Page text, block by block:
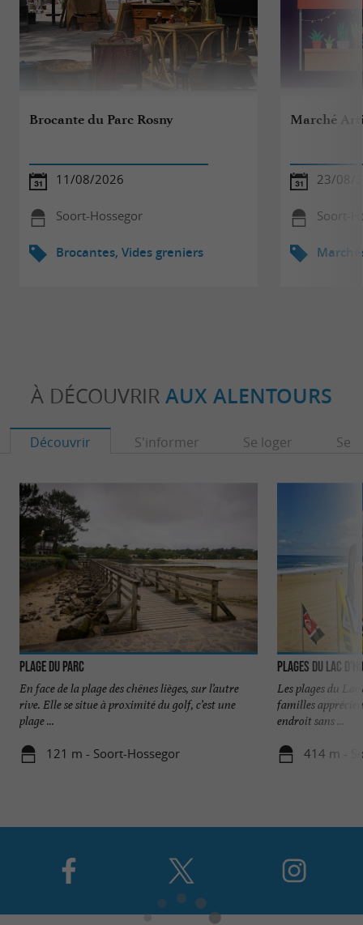
Brocante du Parc Rosny
11/08/2026
Soort-Hossegor
Brocantes, Vides greniers
Marché
23/08/
Soort-
À DÉCOUVRIR AUX ALENTOURS
Découvrir S'informer Se loger Se
Plage du Parc
En face de la plage des chênes lièges, sur l’autre
rive. Elle se situe à proximité du golf, c’est une
plage ...
121 m - Soort-Hossegor
Plages du Lac
Les plages du
familles
endroit sans ...
414 m -